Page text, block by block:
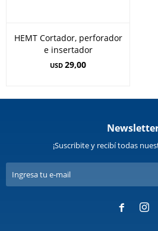
HEMT Cortador, perforador
e insertador
USD 29,00
¡Suscribite y recibí todas
 